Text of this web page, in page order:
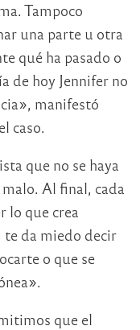
Tampoco
una parte u otra
qué ha pasado o
de hoy Jennifer no
manifestó
caso.
que no se haya
Al final, cada
lo que crea
te da miedo decir
o que se
que el